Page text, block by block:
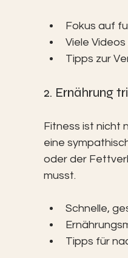
Fokus auf
Viele
Tipps zur
2. Ernährung
Fitness ist nicht
eine
oder der
musst.
Schnelle,
Tipps für